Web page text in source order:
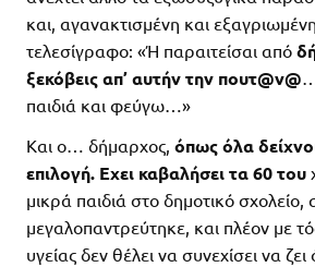
και, αγανακτισμένη και
τελεσίγραφο: «Ή παραιτείσαι από
ξεκόβεις απ’ αυτήν την πουτ@ν@
παιδιά και φεύγω…»
Και ο… δήμαρχος, όπως όλα
επιλογή. Εχει καβαλήσει τα 60 του
μικρά παιδιά στο δημοτικό σχολείο,
μεγαλοπαντρεύτηκε, και πλέον με
υγείας δεν θέλει να συνεχίσει να